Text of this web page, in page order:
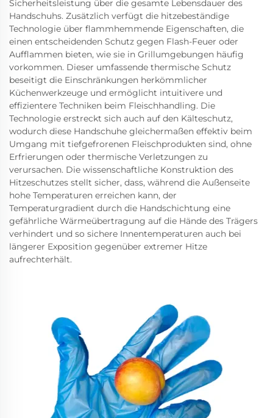
Sicherheitsleistung über die gesamte Lebensdauer des
Handschuhs. Zusätzlich verfügt die hitzebeständige
Technologie über flammhemmende Eigenschaften, die
einen entscheidenden Schutz gegen Flash-Feuer oder
Aufflammen bieten, wie sie in Grillumgebungen häufig
vorkommen. Dieser umfassende thermische Schutz
beseitigt die Einschränkungen herkömmlicher
Küchenwerkzeuge und ermöglicht intuitivere und
effizientere Techniken beim Fleischhandling. Die
Technologie erstreckt sich auch auf den Kälteschutz,
wodurch diese Handschuhe gleichermaßen effektiv beim
Umgang mit tiefgefrorenen Fleischprodukten sind, ohne
Erfrierungen oder thermische Verletzungen zu
verursachen. Die wissenschaftliche Konstruktion des
Hitzeschutzes stellt sicher, dass, während die Außenseite
hohe Temperaturen erreichen kann, der
Temperaturgradient durch die Handschichtung eine
gefährliche Wärmeübertragung auf die Hände des Trägers
verhindert und so sichere Innentemperaturen auch bei
längerer Exposition gegenüber extremer Hitze
aufrechterhält.